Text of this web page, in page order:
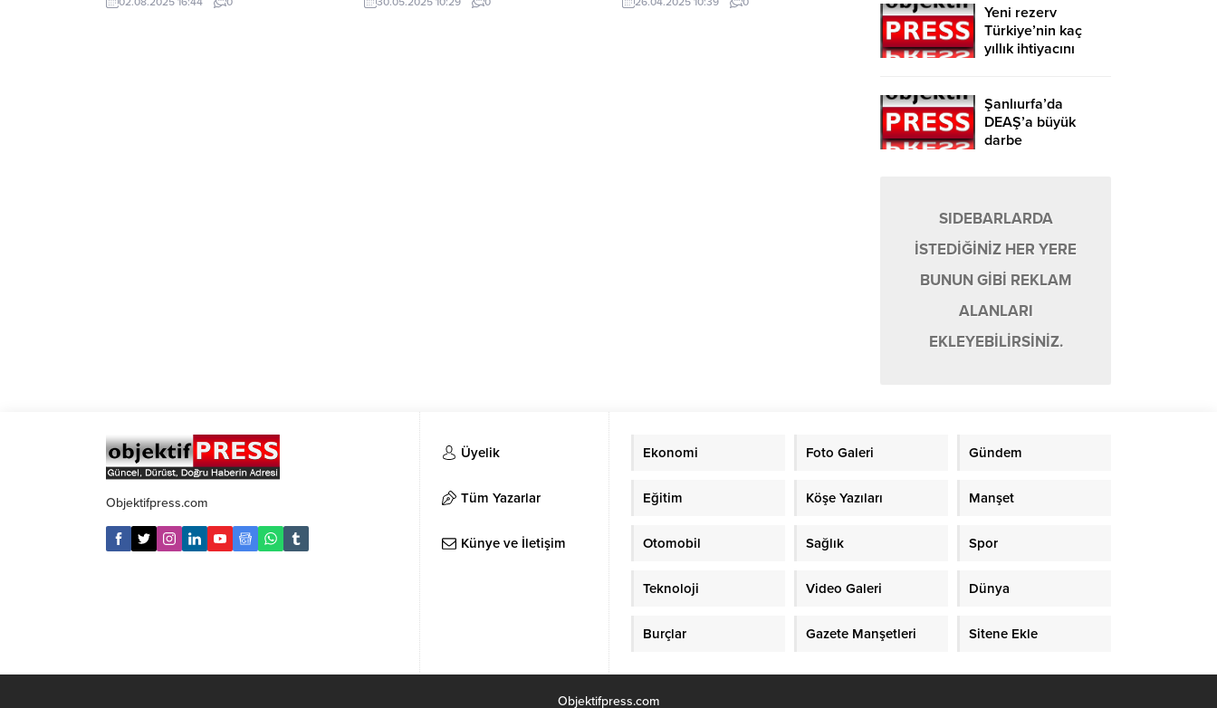
arasında anlaşma sağlandı.
açıklamada emeklilerin bayram
ödeme listesine alındı. Işıkhan, “daha
Yeni rezerv
Türkiye’nin kaç
yıllık ihtiyacını
Şanlıurfa’da
DEAŞ’a büyük
darbe
SIDEBARLARDA
İSTEDİĞİNİZ HER YERE
BUNUN GİBİ REKLAM
ALANLARI
EKLEYEBİLİRSİNİZ.
Objektifpress.com
Üyelik
Tüm Yazarlar
Künye ve İletişim
Ekonomi Foto Galeri Gündem
Eğitim Köşe Yazıları Manşet
Otomobil Sağlık Spor
Teknoloji Video Galeri Dünya
Burçlar Gazete Manşetleri Sitene Ekle
Objektifpress.com